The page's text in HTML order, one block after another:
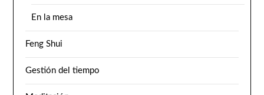
En la mesa
Feng Shui
Gestión del tiempo